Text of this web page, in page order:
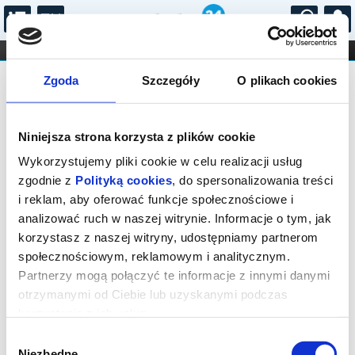
Zgoda Szczegóły O plikach cookies
Niniejsza strona korzysta z plików cookie
Wykorzystujemy pliki cookie w celu realizacji usług
zgodnie z Polityką cookies, do spersonalizowania treści
i reklam, aby oferować funkcje społecznościowe i
analizować ruch w naszej witrynie. Informacje o tym, jak
korzystasz z naszej witryny, udostępniamy partnerom
społecznościowym, reklamowym i analitycznym.
Partnerzy mogą połączyć te informacje z innymi danymi
otrzymanymi od Ciebie lub uzyskanymi podczas
...
FILHARMONIA OPERA I BALET
STAND-UP
DLA DZIECI
Bilety na: HALKA, St. Moniuszko,
opera – polska wersja językowa
Białystok, Odeska 1
13.11.2026, g. 19:00 (piątek)
cena - od 105,00 pln
Organizator:Opera i Filharmonia Podlaska -